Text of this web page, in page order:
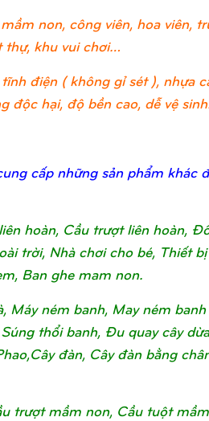
mầm non, công viên, hoa viên,
thự, khu vui chơi…
tĩnh điện ( không gỉ sét ), nhựa
độc hại, độ bền cao, dễ vệ
cấp những sản phẩm khác
hoàn, Cầu trượt liên hoàn,
trời, Nhà chơi cho bé, Thiết
Ban ghe mam non.
Máy ném banh, May ném
thổi banh, Đu quay cây
đàn, Cây đàn bằng
trượt mầm non, Cầu tuột